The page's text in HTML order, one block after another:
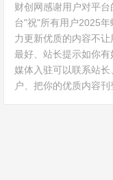
财创网感谢用户对平
台"祝"所有用户2025
力更新优质的内容不让
最好、站长提示如你
媒体入驻可以联系站
户、把你的优质内容刊